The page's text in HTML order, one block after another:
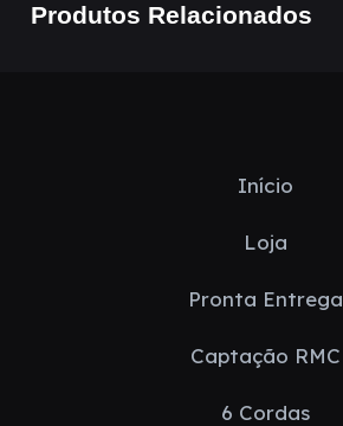
Produtos Relacionados
Início
Loja
Pronta Entrega
Captação RMC
6 Cordas